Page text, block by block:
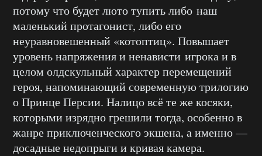
потому что будет люто тупить либо наш
маленький протагонист, либо его
неуравновешенный «котоптиц». Повышает
уровень напряжения и ненависти игрока и в
целом олдскульный характер перемещений
героя, напоминающий современную трилогию
о Принце Персии. Налицо всё те же косяки,
которыми изрядно грешили тогда, особенно в
жанре приключенческого экшена, а именно —
досадные недопрыги и кривая камера.